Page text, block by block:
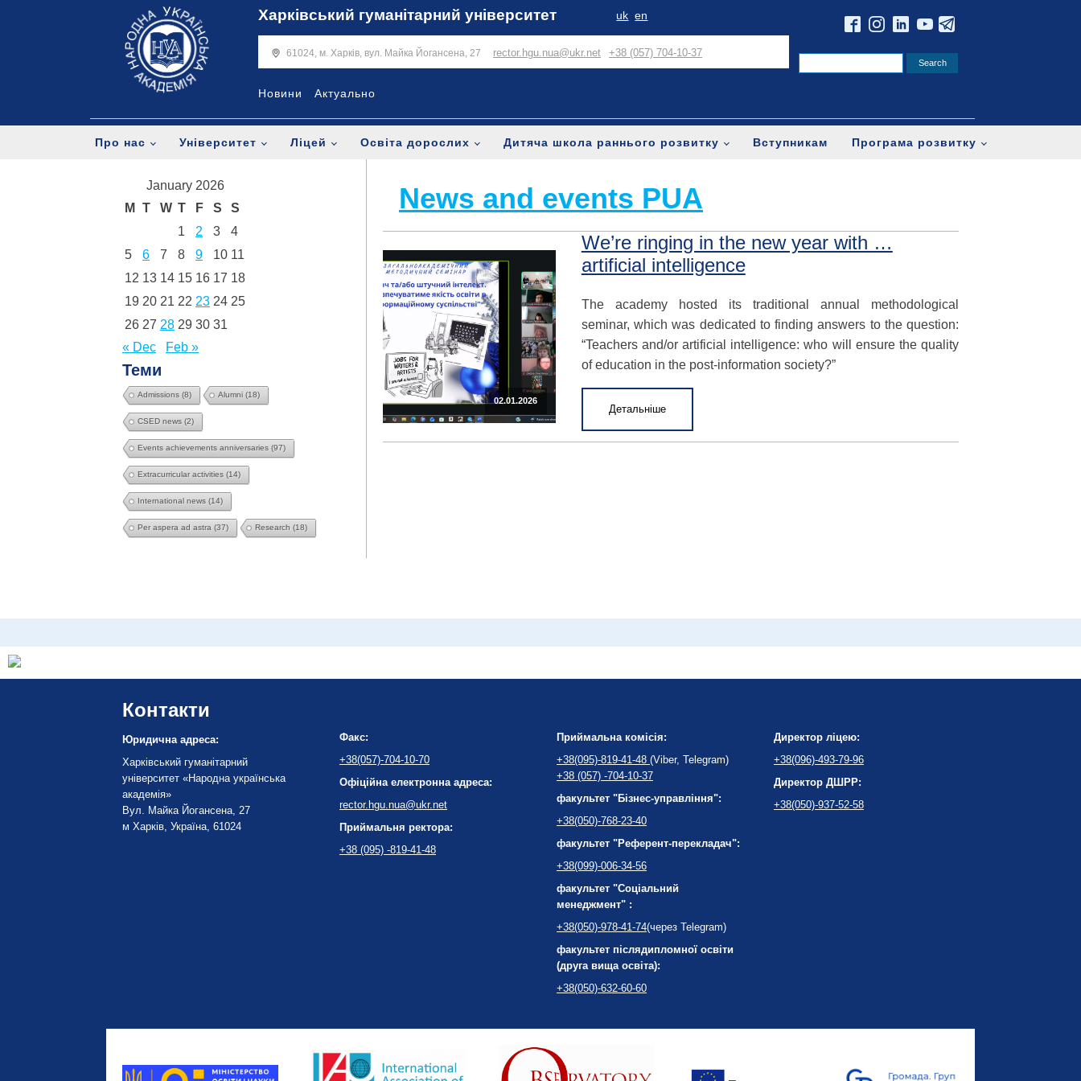
Харківський гуманітарний університет uk en
61024, м. Харків, вул. Майка Йогансена, 27 rector.hgu.nua@ukr.net +38 (057) 704-10-37
Новини Актуально
Про нас Університет Ліцей Освіта дорослих Дитяча школа раннього розвитку Вступникам Програма розвитку
January 2026
M
T W T F S
S
1
2 3
4
5
6 7 8 9 10 11
12 13 14 15 16 17 18
19 20 21 22 23 24 25
26 27 28 29 30 31
« Dec
Feb »
Теми
Admissions (8) Alumni (18)
CSED news (2)
Events achievements anniversaries (97)
Extracurricular activities (14)
International news (14)
Per aspera ad astra (37) Research (18)
News and events PUA
02.01.2026
We’re ringing in the new year with …
artificial intelligence
The academy hosted its traditional annual methodological
seminar, which was dedicated to finding answers to the question:
“Teachers and/or artificial intelligence: who will ensure the quality
of education in the post-information society?”
Детальніше
Контакти
Юридична адреса:
Харківський гуманітарний
університет «Народна українська
академія»
Вул. Майка Йогансена, 27
м Харків, Україна, 61024
Факс:
+38(057)-704-10-70
Офіційна електронна адреса:
rector.hgu.nua@ukr.net
Приймальня ректора:
+38 (095) -819-41-48
Приймальна комісія:
+38(095)-819-41-48 (Viber, Telegram)
+38 (057) -704-10-37
факультет "Бізнес-управління":
+38(050)-768-23-40
факультет "Референт-перекладач":
+38(099)-006-34-56
факультет "Соціальний
менеджмент" :
+38(050)-978-41-74(через Telegram)
факультет післядипломної освіти
(друга вища освіта):
+38(050)-632-60-60
Директор ліцею:
+38(096)-493-79-96
Директор ДШРР:
+38(050)-937-52-58